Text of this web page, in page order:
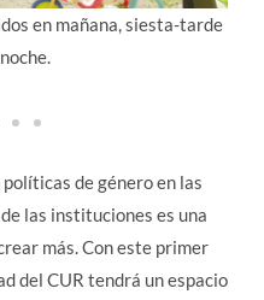
y el Secretario de Extensión
que esta iniciativa a otros
políticas de género en las
las instituciones es una
más. Con este primer
del CUR tendrá un espacio